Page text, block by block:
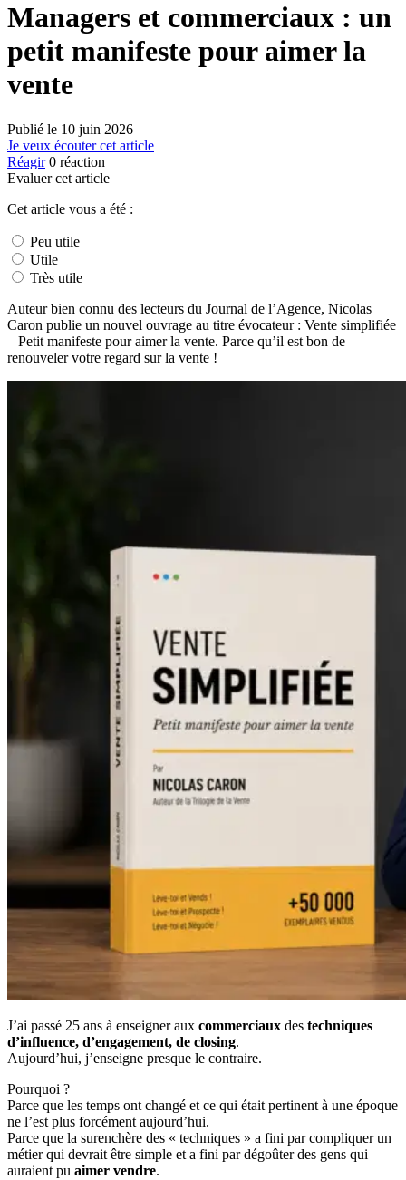
Managers et commerciaux : un
petit manifeste pour aimer la
vente
Publié le 10 juin 2026
Je veux écouter cet article
Réagir 0 réaction
Evaluer cet article
Cet article vous a été :
Peu utile
Utile
Très utile
Auteur bien connu des lecteurs du Journal de l’Agence, Nicolas
Caron publie un nouvel ouvrage au titre évocateur : Vente simplifiée
– Petit manifeste pour aimer la vente. Parce qu’il est bon de
renouveler votre regard sur la vente !
J’ai passé 25 ans à enseigner aux commerciaux des techniques
d’influence, d’engagement, de closing.
Aujourd’hui, j’enseigne presque le contraire.
Pourquoi ?
Parce que les temps ont changé et ce qui était pertinent à une époque
ne l’est plus forcément aujourd’hui.
Parce que la surenchère des « techniques » a fini par compliquer un
métier qui devrait être simple et a fini par dégoûter des gens qui
auraient pu aimer vendre.